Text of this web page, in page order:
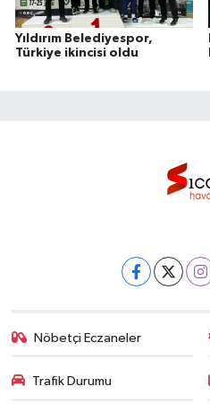
Yıldırım Belediyespor,
Türkiye ikincisi oldu
Nöbetçi Eczaneler
Trafik Durumu